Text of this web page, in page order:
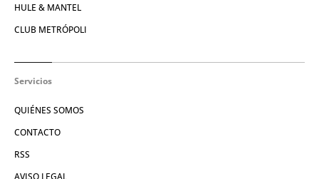
HULE & MANTEL
CLUB METRÓPOLI
Servicios
QUIÉNES SOMOS
CONTACTO
RSS
AVISO LEGAL